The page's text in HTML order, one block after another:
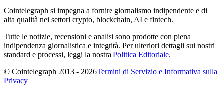
Cointelegraph si impegna a fornire giornalismo indipendente e di
alta qualità nei settori crypto, blockchain, AI e fintech.
Tutte le notizie, recensioni e analisi sono prodotte con piena
indipendenza giornalistica e integrità. Per ulteriori dettagli sui nostri
standard e processi, leggi la nostra Politica Editoriale.
© Cointelegraph 2013 - 2026Termini di Servizio e Informativa sulla
Privacy